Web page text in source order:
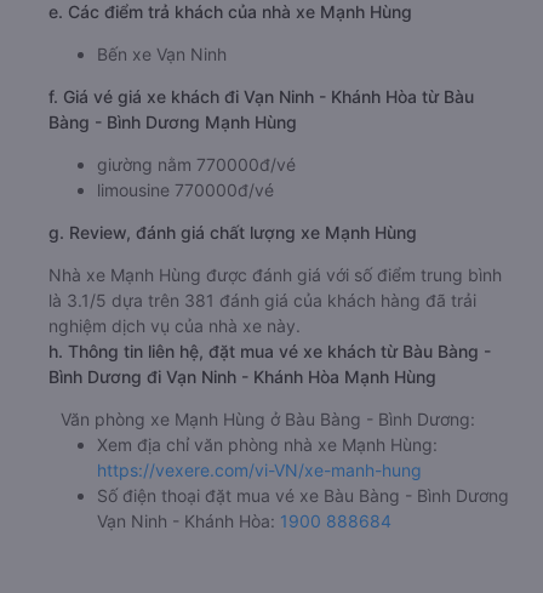
e. Các điểm trả khách của nhà xe Mạnh Hùng
Bến xe Vạn Ninh
f. Giá vé giá xe khách đi Vạn Ninh - Khánh Hòa từ Bàu
Bàng - Bình Dương Mạnh Hùng
giường nằm 770000đ/vé
limousine 770000đ/vé
g. Review, đánh giá chất lượng xe Mạnh Hùng
Nhà xe Mạnh Hùng được đánh giá với số điểm trung bình
là 3.1/5 dựa trên 381 đánh giá của khách hàng đã trải
nghiệm dịch vụ của nhà xe này.
h. Thông tin liên hệ, đặt mua vé xe khách từ Bàu Bàng -
Bình Dương đi Vạn Ninh - Khánh Hòa Mạnh Hùng
Văn phòng xe Mạnh Hùng ở Bàu Bàng - Bình Dương:
Xem địa chỉ văn phòng nhà xe Mạnh Hùng:
https://vexere.com/vi-VN/xe-manh-hung
Số điện thoại đặt mua vé xe Bàu Bàng - Bình Dương
Vạn Ninh - Khánh Hòa: 1900 888684